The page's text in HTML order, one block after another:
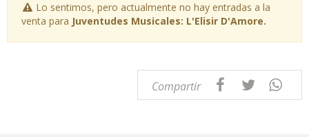
Lo sentimos, pero actualmente no hay entradas a la
venta para Juventudes Musicales: L'Elisir D'Amore.
Compartir